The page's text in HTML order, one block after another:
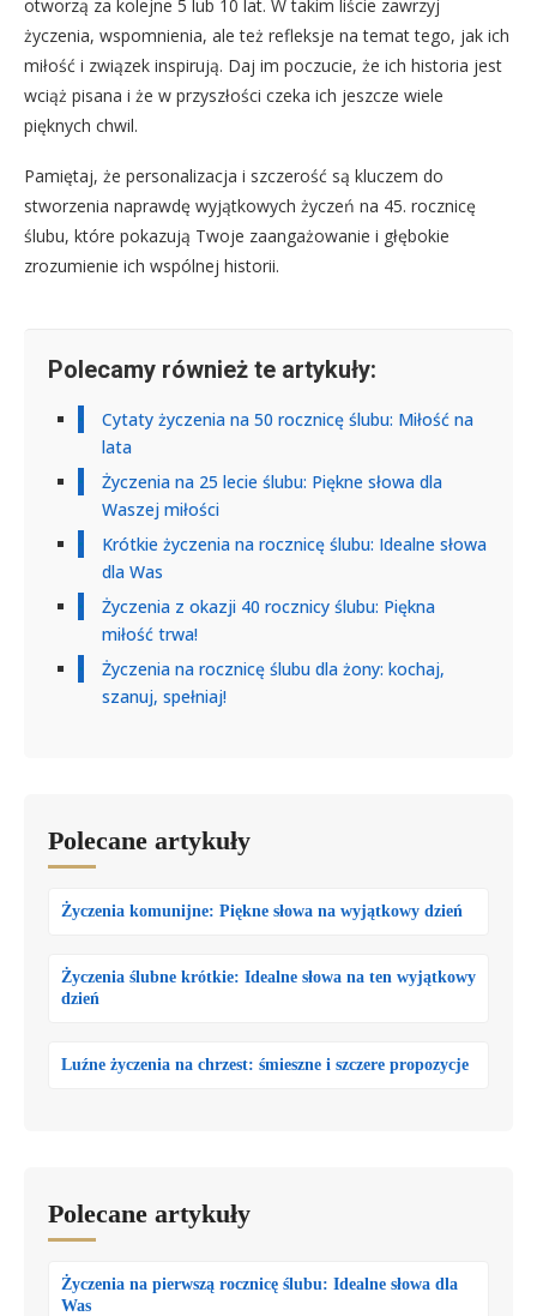
otworzą za kolejne 5 lub 10 lat. W takim liście zawrzyj
życzenia, wspomnienia, ale też refleksje na temat tego, jak ich
miłość i związek inspirują. Daj im poczucie, że ich historia jest
wciąż pisana i że w przyszłości czeka ich jeszcze wiele
pięknych chwil.
Pamiętaj, że personalizacja i szczerość są kluczem do
stworzenia naprawdę wyjątkowych życzeń na 45. rocznicę
ślubu, które pokazują Twoje zaangażowanie i głębokie
zrozumienie ich wspólnej historii.
Polecamy również te artykuły:
Cytaty życzenia na 50 rocznicę ślubu: Miłość na
lata
Życzenia na 25 lecie ślubu: Piękne słowa dla
Waszej miłości
Krótkie życzenia na rocznicę ślubu: Idealne słowa
dla Was
Życzenia z okazji 40 rocznicy ślubu: Piękna
miłość trwa!
Życzenia na rocznicę ślubu dla żony: kochaj,
szanuj, spełniaj!
Polecane artykuły
Życzenia komunijne: Piękne słowa na wyjątkowy dzień
Życzenia ślubne krótkie: Idealne słowa na ten wyjątkowy
dzień
Luźne życzenia na chrzest: śmieszne i szczere propozycje
Polecane artykuły
Życzenia na pierwszą rocznicę ślubu: Idealne słowa dla
Was